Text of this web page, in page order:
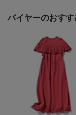
バイヤーのおすす